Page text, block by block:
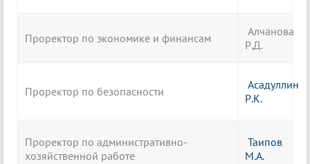
Проректор по экономике и финансам
Алчанова
Р.Д.
Проректор по безопасности
Асадуллин
Р.К.
Проректор по административно-
хозяйственной работе
Таипов
М.А.